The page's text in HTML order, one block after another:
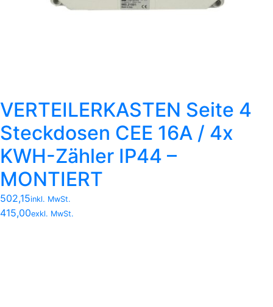
VERTEILERKASTEN Seite 4
Steckdosen CEE 16A / 4x
KWH-Zähler IP44 –
MONTIERT
502,15inkl. MwSt.
415,00exkl. MwSt.